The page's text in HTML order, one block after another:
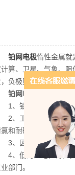
铂网电极惰性金属就
计算、卫星、气象、
，负极则为阳极，失
铂网电极
、铂是一种惰性贵金
、工作电压低，因此
和耐碱的腐蚀，而石
、因而可提高金属产
、低的过电位特性，
部门。